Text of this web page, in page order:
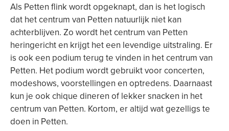
Als Petten flink wordt opgeknapt, dan is het logisch
dat het centrum van Petten natuurlijk niet kan
achterblijven. Zo wordt het centrum van Petten
heringericht en krijgt het een levendige uitstraling. Er
is ook een podium terug te vinden in het centrum van
Petten. Het podium wordt gebruikt voor concerten,
modeshows, voorstellingen en optredens. Daarnaast
kun je ook chique dineren of lekker snacken in het
centrum van Petten. Kortom, er altijd wat gezelligs te
doen in Petten.